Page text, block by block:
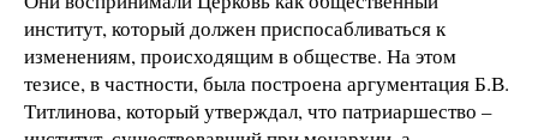
институт, который должен приспосабливаться к
изменениям, происходящим в обществе. На этом
тезисе, в частности, была построена аргументация Б.В.
Титлинова, который утверждал, что патриаршество –